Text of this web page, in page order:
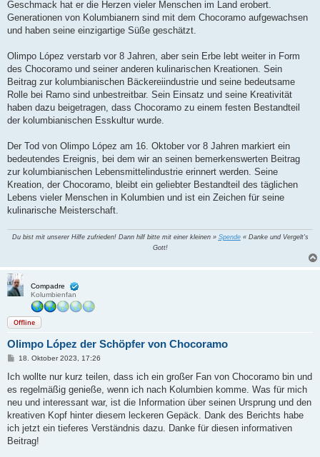
Geschmack hat er die Herzen vieler Menschen im Land erobert.
Generationen von Kolumbianern sind mit dem Chocoramo aufgewachsen
und haben seine einzigartige Süße geschätzt.
Olimpo López verstarb vor 8 Jahren, aber sein Erbe lebt weiter in Form
des Chocoramo und seiner anderen kulinarischen Kreationen. Sein
Beitrag zur kolumbianischen Bäckereiindustrie und seine bedeutsame
Rolle bei Ramo sind unbestreitbar. Sein Einsatz und seine Kreativität
haben dazu beigetragen, dass Chocoramo zu einem festen Bestandteil
der kolumbianischen Esskultur wurde.
Der Tod von Olimpo López am 16. Oktober vor 8 Jahren markiert ein
bedeutendes Ereignis, bei dem wir an seinen bemerkenswerten Beitrag
zur kolumbianischen Lebensmittelindustrie erinnert werden. Seine
Kreation, der Chocoramo, bleibt ein geliebter Bestandteil des täglichen
Lebens vieler Menschen in Kolumbien und ist ein Zeichen für seine
kulinarische Meisterschaft.
Du bist mit unserer Hilfe zufrieden! Dann hilf bitte mit einer kleinen » Spende« Danke und Vergelt's
Gott!
Compadre
Kolumbienfan
Offline
Olimpo López der Schöpfer von Chocoramo
B
i
r
a
18. Oktober 2023, 17:26
Ich wollte nur kurz teilen, dass ich ein großer Fan von Chocoramo bin und
es regelmäßig genieße, wenn ich nach Kolumbien komme. Was für mich
neu und interessant war, ist die Information über seinen Ursprung und den
kreativen Kopf hinter diesem leckeren Gepäck. Dank des Berichts habe
ich jetzt ein tieferes Verständnis dazu. Danke für diesen informativen
Beitrag!